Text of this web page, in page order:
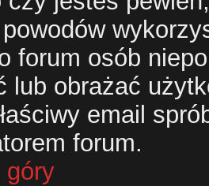
forum osób
lub obrażać
email
forum.
góry